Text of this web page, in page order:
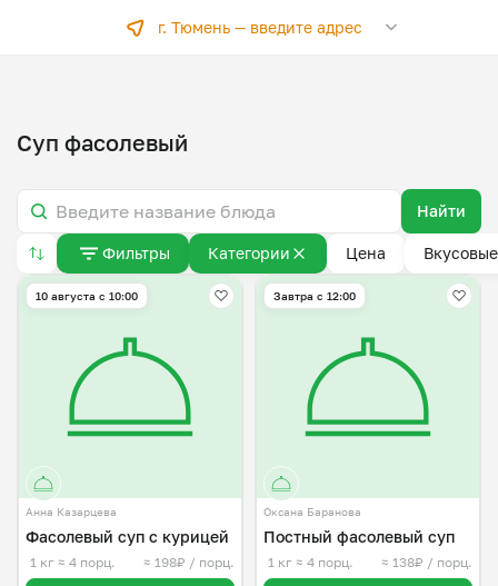
г. Тюмень — введите адрес
Суп фасолевый
Найти
Фильтры Категории Цена
10 августа с 10:00
Анна Казарцева
Фасолевый суп с курицей
1 кг ≈ 4 порц. ≈ 198₽ / порц.
Завтра c 12:00
Оксана Баранова
Постный фасолевый суп
1 кг ≈ 4 порц. ≈ 138₽ / порц.